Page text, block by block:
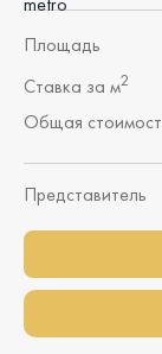
Площадь
Ставка за м2
Общая
Представитель